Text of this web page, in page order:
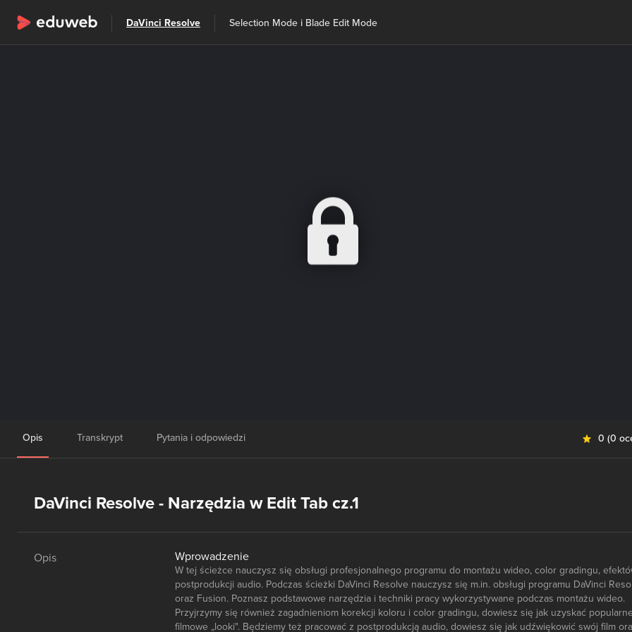
Wszystkie kategorie Szkolenia
DaVinci Resolve Selection Mode i Blade Edit Mode
Opis Transkrypt Pytania i odpowiedzi 0 (0
DaVinci Resolve - Narzędzia w Edit Tab cz.1
Opis Wprowadzenie
W tej ścieżce nauczysz się obsługi profesjonalnego programu do montażu wideo, color gradingu,
postprodukcji audio. Podczas ścieżki DaVinci Resolve nauczysz się m.in. obsługi programu DaVinci
oraz Fusion. Poznasz podstawowe narzędzia i techniki pracy wykorzystywane podczas montażu wideo.
Przyjrzymy się również zagadnieniom korekcji koloru i color gradingu, dowiesz się jak uzyskać popularne
filmowe „looki". Będziemy też pracować z postprodukcją audio, dowiesz się jak udźwiękowić swój film